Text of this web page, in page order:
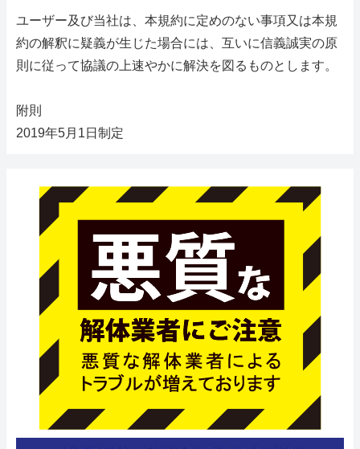
ユーザー及び当社は、本規約に定めのない事項又は本規
約の解釈に疑義が生じた場合には、互いに信義誠実の原
則に従って協議の上速やかに解決を図るものとします。
附則
2019年5月1日制定